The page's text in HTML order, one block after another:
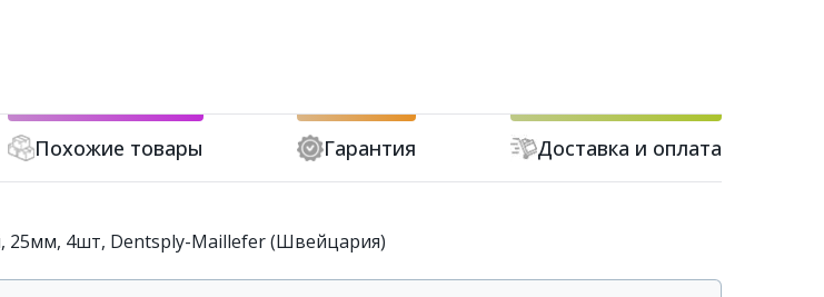
Похожие товары Гарантия Доставка и оплата
25мм, 4шт, Dentsply-Maillefer (Швейцария)